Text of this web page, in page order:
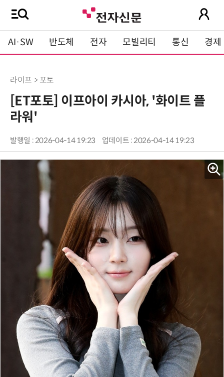
AI·SW 반도체 전자 모빌리티 통신 경제
라이프 > 포토
[ET포토] 이프아이 카시아, '화이트 플
라워'
발행일 : 2026-04-14 19:23 업데이트 : 2026-04-14 19:23